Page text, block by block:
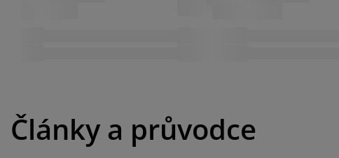
Články a průvodce